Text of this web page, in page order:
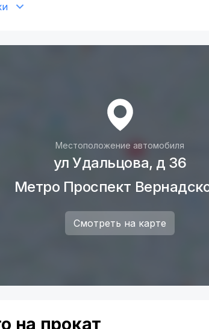
Местоположение автомобиля
ул Удальцова, д 36
Метро Проспект
Смотреть на карте
на прокат